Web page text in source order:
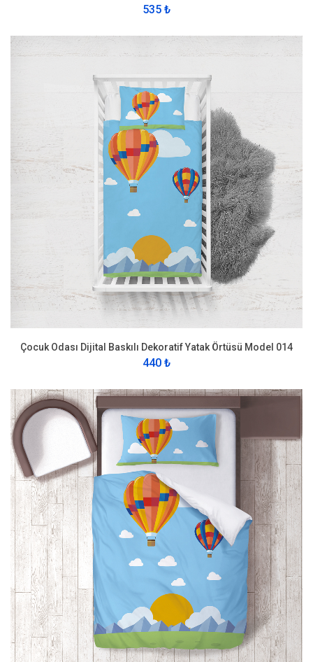
535 ₺
Çocuk Odası Dijital Baskılı Dekoratif Yatak Örtüsü Model 014
440 ₺